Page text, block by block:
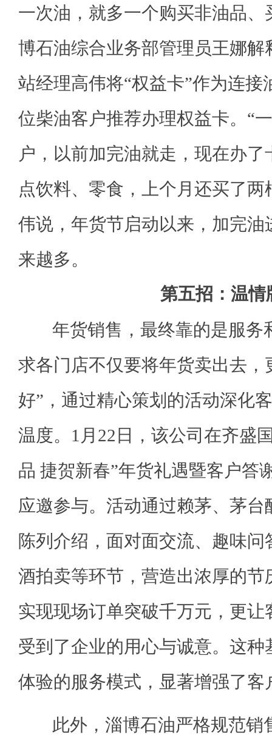
一次油，就多一个购买非油品、
博石油综合业务部管理员王娜解
站经理高伟将“权益卡”作为连接
位柴油客户推荐办理权益卡。“
户，以前加完油就走，现在办
点饮料、零食，上个月还买了两
伟说，年货节启动以来，加完油
来越多。
第五招：温情
年货销售，最终靠的是服务
求各门店不仅要将年货卖出去，
好”，通过精心策划的活动深化
温度。1月22日，该公司在齐盛
品 捷贺新春”年货礼遇暨客户答
应邀参与。活动通过赖茅、茅
陈列介绍，面对面交流、趣味
酒拍卖等环节，营造出浓厚的节
实现现场订单突破千万元，更
受到了企业的用心与诚意。这
体验的服务模式，显著增强了客
此外，淄博石油严格规范销